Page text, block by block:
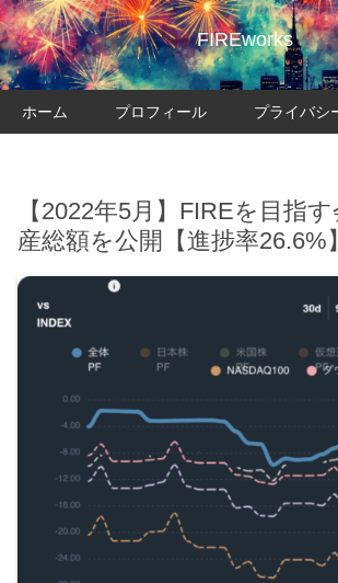
FIREworks
ホーム プロフィール プライバシ
【2022年5月】FIREを目指
産総額を公開【進捗率26.6%】